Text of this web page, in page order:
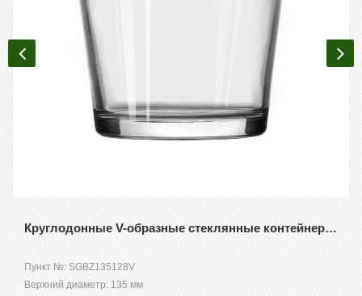
Круглодонные V-образные стеклянные контейнеры для свечей оптом
Пункт №: SGBZ135128V
Верхний диаметр: 135 мм